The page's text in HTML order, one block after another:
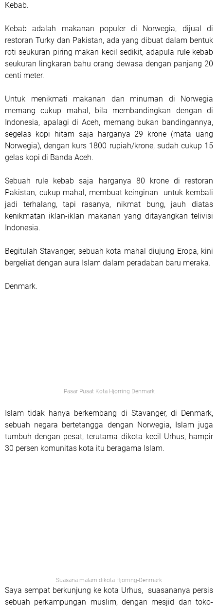
Kebab.
Kebab adalah makanan populer di Norwegia, dijual di
restoran Turky dan Pakistan, ada yang dibuat dalam bentuk
roti seukuran piring makan kecil sedikit, adapula rule kebab
seukuran lingkaran bahu orang dewasa dengan panjang 20
centi meter.
Untuk menikmati makanan dan minuman di Norwegia
memang cukup mahal, bila membandingkan dengan di
Indonesia, apalagi di Aceh, memang bukan bandingannya,
segelas kopi hitam saja harganya 29 krone (mata uang
Norwegia), dengan kurs 1800 rupiah/krone, sudah cukup 15
gelas kopi di Banda Aceh.
Sebuah rule kebab saja harganya 80 krone di restoran
Pakistan, cukup mahal, membuat keinginan untuk kembali
jadi terhalang, tapi rasanya, nikmat bung, jauh diatas
kenikmatan iklan-iklan makanan yang ditayangkan telivisi
Indonesia.
Begitulah Stavanger, sebuah kota mahal diujung Eropa, kini
bergeliat dengan aura Islam dalam peradaban baru meraka.
Denmark.
Pasar Pusat Kota Hjorring Denmark
Islam tidak hanya berkembang di Stavanger, di Denmark,
sebuah negara bertetangga dengan Norwegia, Islam juga
tumbuh dengan pesat, terutama dikota kecil Urhus, hampir
30 persen komunitas kota itu beragama Islam.
Suasana malam dikota Hjorring-Denmark
Saya sempat berkunjung ke kota Urhus, suasananya persis
sebuah perkampungan muslim, dengan mesjid dan toko-